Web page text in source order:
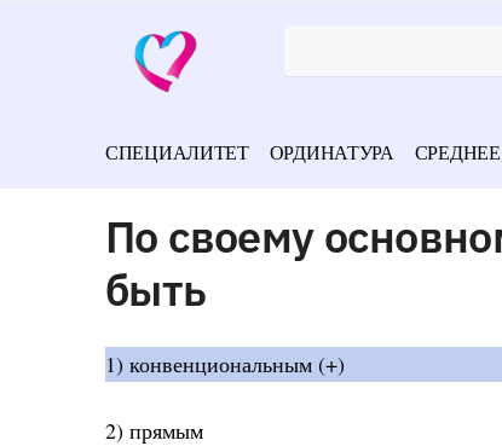
СПЕЦИАЛИТЕТ ОРДИНАТУРА СРЕДНЕЕ
По своему
быть
1) конвенциональным (+)
2) прямым